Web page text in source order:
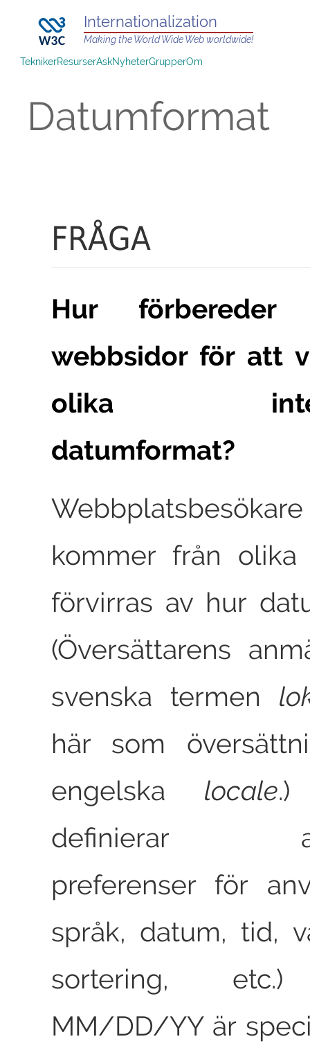
Internationalization
Making the World Wide Web worldwide!
TeknikerResurserAskNyheterGrupperOm
Datumformat
FRÅGA
Hur
webbsidor för att
olika
datumformat?
kommer från
förvirras av hur
(Översättarens
svenska termen
här som
engelska locale
definierar
preferenser för
språk, datum, tid,
sortering, etc.)
MM/DD/YY är